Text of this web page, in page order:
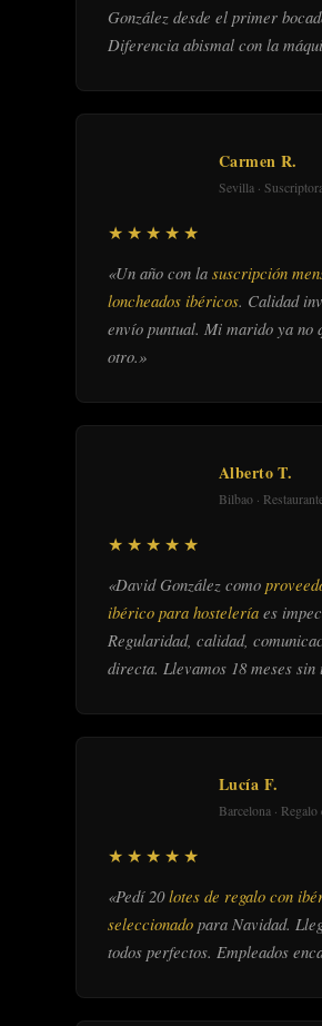
González desde el primer
Diferencia abismal con la
Carmen R.
Sevilla ·
★★★★★
«Un año con la suscripción
loncheados ibéricos. Calidad
envío puntual. Mi marido ya no
otro.»
Alberto T.
Bilbao ·
★★★★★
«David González como
ibérico para hostelería es
Regularidad, calidad,
directa. Llevamos 18 meses sin
Lucía F.
Barcelona · Regalo
★★★★★
«Pedí 20lotes de regalo con
seleccionado para Navidad.
todos perfectos. Empleados